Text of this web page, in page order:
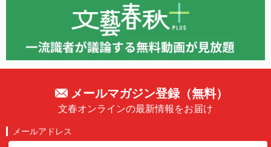
メールマガジン登録（無料）
文春オンラインの最新情報をお届け
メールアドレス